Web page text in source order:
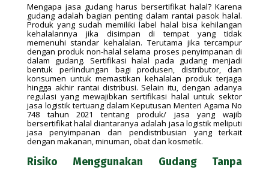
Mengapa jasa gudang harus bersertifikat halal? Karena
gudang adalah bagian penting dalam rantai pasok halal.
Produk yang sudah memiliki label halal bisa kehilangan
kehalalannya jika disimpan di tempat yang tidak
memenuhi standar kehalalan. Terutama jika tercampur
dengan produk non-halal selama proses penyimpanan di
dalam gudang. Sertifikasi halal pada gudang menjadi
bentuk perlindungan bagi produsen, distributor, dan
konsumen untuk memastikan kehalalan produk terjaga
hingga akhir rantai distribusi. Selain itu, dengan adanya
regulasi yang mewajibkan sertifikasi halal untuk sektor
jasa logistik tertuang dalam Keputusan Menteri Agama No
748 tahun 2021 tentang produk/ jasa yang wajib
bersertifikat halal diantaranya adalah jasa logistik meliputi
jasa penyimpanan dan pendistribusian yang terkait
dengan makanan, minuman, obat dan kosmetik.
Risiko Menggunakan Gudang Tanpa